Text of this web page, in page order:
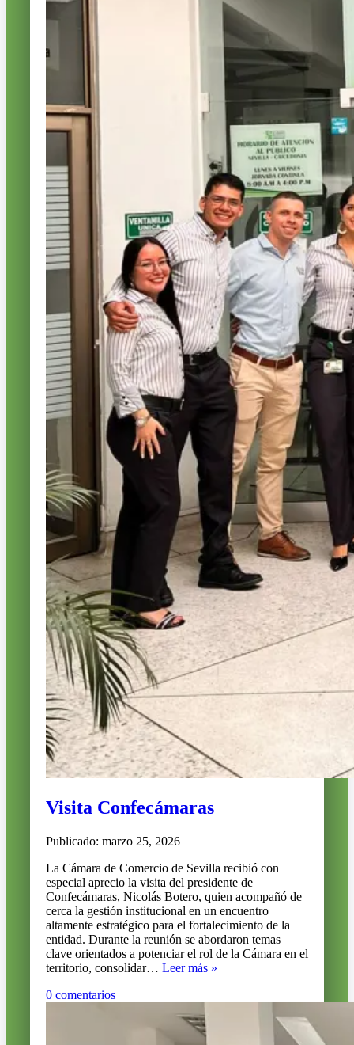
Visita Confecámaras
Publicado: marzo 25, 2026
La Cámara de Comercio de Sevilla recibió con
especial aprecio la visita del presidente de
Confecámaras, Nicolás Botero, quien acompañó de
cerca la gestión institucional en un encuentro
altamente estratégico para el fortalecimiento de la
entidad. Durante la reunión se abordaron temas
clave orientados a potenciar el rol de la Cámara en el
territorio, consolidar… Leer más »
0 comentarios